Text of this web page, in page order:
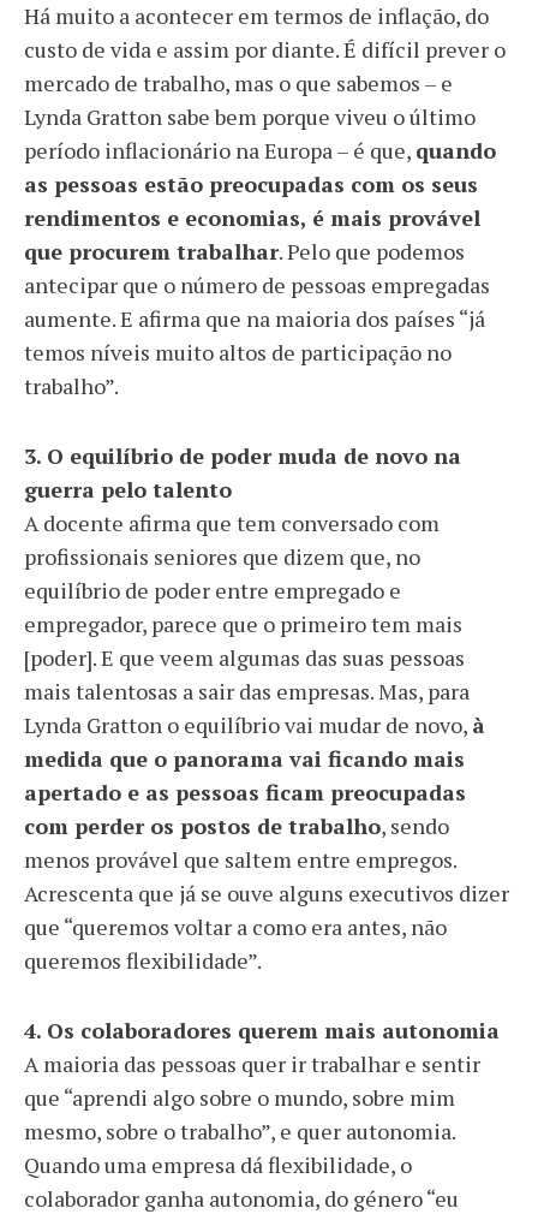
Há muito a acontecer em termos de inflação, do
custo de vida e assim por diante. É difícil prever o
mercado de trabalho, mas o que sabemos – e
Lynda Gratton sabe bem porque viveu o último
período inflacionário na Europa – é que, quando
as pessoas estão preocupadas com os seus
rendimentos e economias, é mais provável
que procurem trabalhar. Pelo que podemos
antecipar que o número de pessoas empregadas
aumente. E afirma que na maioria dos países “já
temos níveis muito altos de participação no
trabalho”.
3. O equilíbrio de poder muda de novo na
guerra pelo talento
A docente afirma que tem conversado com
profissionais seniores que dizem que, no
equilíbrio de poder entre empregado e
empregador, parece que o primeiro tem mais
[poder]. E que veem algumas das suas pessoas
mais talentosas a sair das empresas. Mas, para
Lynda Gratton o equilíbrio vai mudar de novo, à
medida que o panorama vai ficando mais
apertado e as pessoas ficam preocupadas
com perder os postos de trabalho, sendo
menos provável que saltem entre empregos.
Acrescenta que já se ouve alguns executivos dizer
que “queremos voltar a como era antes, não
queremos flexibilidade”.
4. Os colaboradores querem mais autonomia
A maioria das pessoas quer ir trabalhar e sentir
que “aprendi algo sobre o mundo, sobre mim
mesmo, sobre o trabalho”, e quer autonomia.
Quando uma empresa dá flexibilidade, o
colaborador ganha autonomia, do género “eu